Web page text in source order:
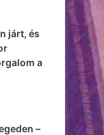
járt, és
a
–